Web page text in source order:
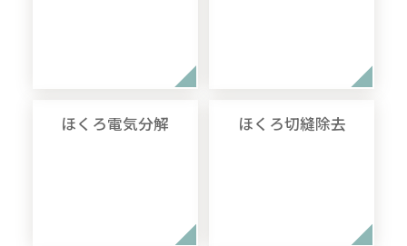
ほくろ電気分解 ほくろ切縫除去